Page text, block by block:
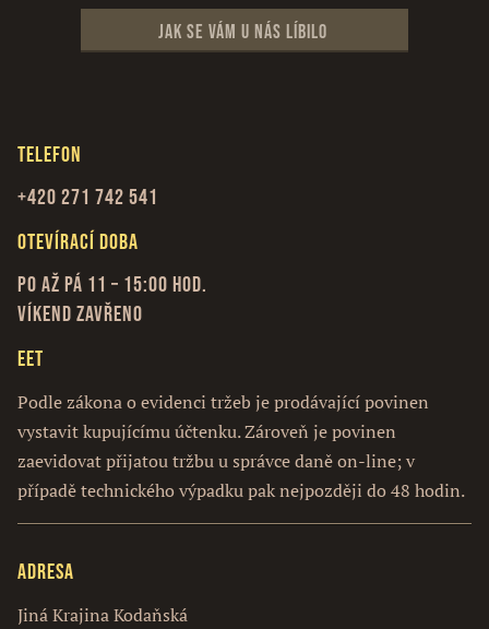
Jak se vám u nás líbilo
Telefon
+420 271 742 541
Otevírací doba
Po až Pá 11 – 15:00 hod.
Víkend zavřeno
EET
Podle zákona o evidenci tržeb je prodávající povinen
vystavit kupujícímu účtenku. Zároveň je povinen
zaevidovat přijatou tržbu u správce daně on-line; v
případě technického výpadku pak nejpozději do 48 hodin.
Adresa
Jiná Krajina Kodaňská